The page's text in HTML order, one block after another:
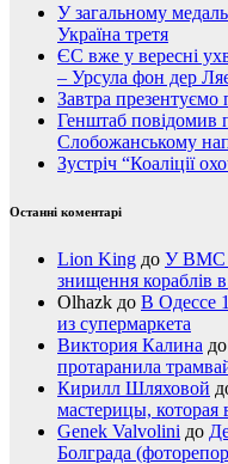
У загальному
Україна третя
ЄС вже у вересні
– Урсула фон дер
Завтра
Генштаб повідомив
Слобожанському
Зустріч “Коаліції
Останні коментарі
Lion King до У ВМС
знищення кораблів
Olhazk до В Одессе
из супермаркета
Виктория Калина до
протаранила
Кирилл Шляховой
мастерицы, которая
Genek Valvolini до
Болграда